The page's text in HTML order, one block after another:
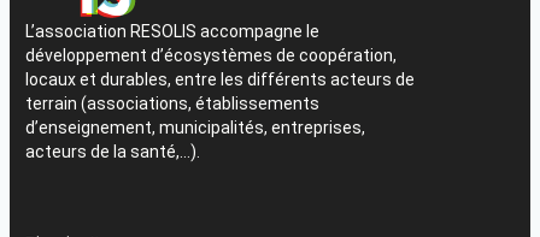
L’association RESOLIS accompagne le
développement d’écosystèmes de coopération,
locaux et durables, entre les différents acteurs de
terrain (associations, établissements
d’enseignement, municipalités, entreprises,
acteurs de la santé,…).